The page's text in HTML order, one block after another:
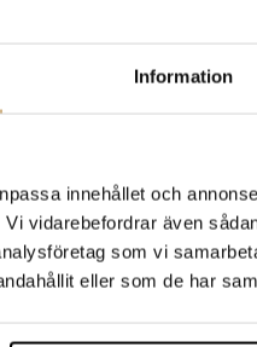
Information
innehållet och
vidarebefordrar även
som vi
eller som de har